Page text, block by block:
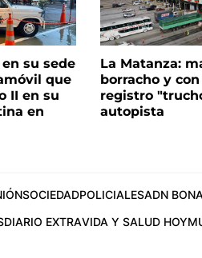
su sede
que
II en su
en
La Matanza:
borracho y
registro
autopista
SOCIEDADPOLICIALESADN
DIARIO EXTRAVIDA Y SALUD HOY